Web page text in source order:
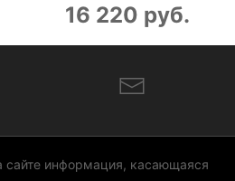
16 220 руб.
сайте информация, касающаяся